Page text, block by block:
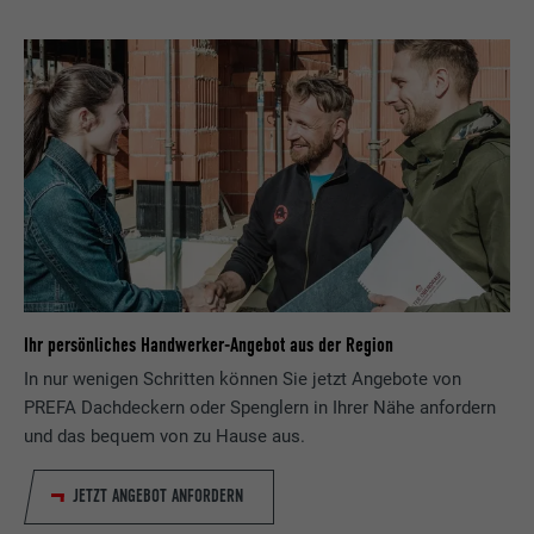
Ihr persönliches Handwerker-Angebot aus der Region
In nur wenigen Schritten können Sie jetzt Angebote von
PREFA Dachdeckern oder Spenglern in Ihrer Nähe anfordern
und das bequem von zu Hause aus.
JETZT ANGEBOT ANFORDERN
Zweck
Registriert eine eindeutige ID, die verwendet
wird, um statistische Daten dazu, wieder
Besucher die Website nutzt, zu generieren.
Name _gaexp
Anbieter Google Optimize
Wird testweise gesetzt, um zu prüfen, ob
der Browser das Setzen von Cookies
erlaubt. Enthält keine
Name lang
Anbieter ads.linkedin.com
Laufzeit Sitzung
Zweck
Speichert die vom Benutzer ausgewählte
Sprach version einer Webseite.
Name lang
Zweck
Eingestellt von LinkedIn, wenn eine
Webseite ein eingebettetes "Folgen Sie